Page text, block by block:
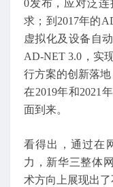
0发布，应对泛
求；到2017年的
虚拟化及设备自
AD-NET 3.0，实
行方案的创新落
在2019年和2021
面到来。
看得出，通过在
力，新华三整体
术方向上展现出了